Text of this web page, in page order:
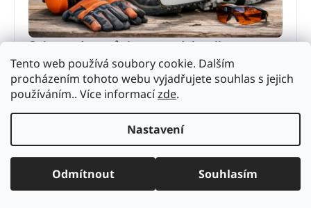
Tento web používá soubory cookie. Dalším
procházením tohoto webu vyjadřujete souhlas s jejich
používáním.. Více informacízde.
Nastavení
Odmítnout Souhlasím
Ochranné pomůcky pro práci s pilou
Ochranné pomůcky pro práci s pilou výrazně snižují
riziko úrazu. Poradíme, co vybrat pro hobby použití i
pravidelnou práci v terénu.